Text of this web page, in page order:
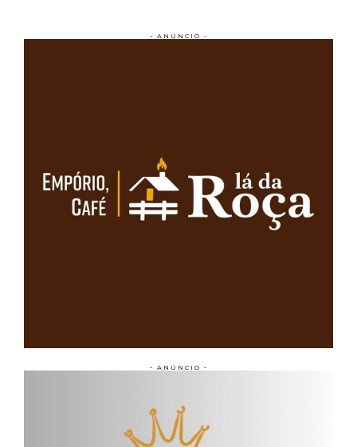
- ANÚNCIO -
- ANÚNCIO -